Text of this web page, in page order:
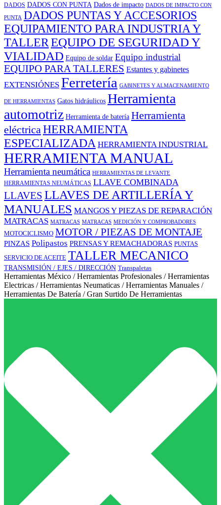
DADOS DADOS CON PUNTA Dados de impacto DADOS DE IMPACTO CON
PUNTA DADOS PUNTAS Y ACCESORIOS
EQUIPAMIENTO PARA INDUSTRIA Y
TALLER EQUIPO DE SEGURIDAD Y
VIALIDAD Equipo de soldar Equipo industrial
EQUIPO PARA TALLERES Estantes y gabinetes
EXTENSIÓNES Ferretería GABINETES Y ALMACENAMIENTO
DE HERRAMIENTAS Gatos hidráulicos Herramienta
automotriz Herramienta de batería Herramienta
eléctrica HERRAMIENTA
ESPECIALIZADA HERRAMIENTA INDUSTRIAL
HERRAMIENTA MANUAL
Herramienta neumática HERRAMIENTAS DE LEVANTE
HERRAMIENTAS NEUMÁTICAS LLAVE COMBINADA
LLAVES LLAVES DE ARTILLERÍA Y
MANUALES MANGOS Y PIEZAS DE REPARACIÓN
MATRACAS MATRACAS MATRACAS MEDICIÓN Y COMPROBADORES
MOTOCICLISMO MOTOR / PIEZAS DE MONTAJE
PINZAS Polipastos PRENSAS Y REMACHADORAS PUNTAS
SERVICIO DE ACEITE TALLER MECANICO
TRANSMISIÓN / EJES / DIRECCIÓN Transpaletas
Herramientas México / Herramientas Profesionales / Herramientas
Electricas / Herramientas Neumaticas / Herramientas Manuales /
Herramientas De Batería / Gran Surtido De Herramientas